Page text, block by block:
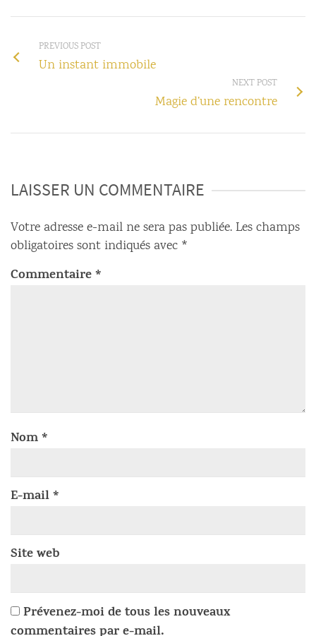
PREVIOUS POST
Un instant immobile
NEXT POST
Magie d’une rencontre
LAISSER UN COMMENTAIRE
Votre adresse e-mail ne sera pas publiée.Les champs
obligatoires sont indiqués avec *
Commentaire*
Nom*
E-mail*
Site web
Prévenez-moi de tous les nouveaux